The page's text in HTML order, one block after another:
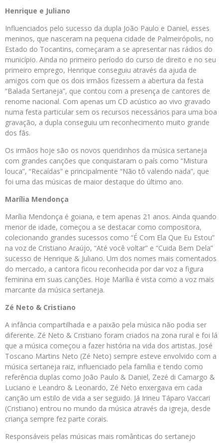
Henrique e Juliano
Influenciados pelo sucesso da dupla João Paulo e Daniel, esses
meninos, que nasceram na pequena cidade de Palmeirópolis, no
Estado do Tocantins, começaram a se apresentar nas rádios do
município. Ainda no primeiro período do curso de direito e no seu
primeiro emprego, Henrique conseguiu através da ajuda de
amigos com que os dois irmãos fizessem a abertura da festa
“Balada Sertaneja”, que contou com a presença de cantores de
renome nacional. Com apenas um CD acústico ao vivo gravado
numa festa particular sem os recursos necessários para uma boa
gravação, a dupla conseguiu um reconhecimento muito grande
dos fãs.
Os irmãos hoje são os novos queridinhos da música sertaneja
com grandes canções que conquistaram o país como “Mistura
louca”, “Recaídas” e principalmente “Não tô valendo nada”, que
foi uma das músicas de maior destaque do último ano.
Marília Mendonça
Marília Mendonça é goiana, e tem apenas 21 anos. Ainda quando
menor de idade, começou a se destacar como compositora,
colecionando grandes sucessos como “É Com Ela Que Eu Estou”
na voz de Cristiano Araújo, “Até você voltar” e “Cuida Bem Dela”
sucesso de Henrique & Juliano. Um dos nomes mais comentados
do mercado, a cantora ficou reconhecida por dar voz a figura
feminina em suas canções. Hoje Marília é vista como a voz mais
marcante da música sertaneja.
Zé Neto & Cristiano
A infância compartilhada e a paixão pela música não podia ser
diferente. Zé Neto & Cristiano foram criados na zona rural e foi lá
que a música começou a fazer história na vida dos artistas. José
Toscano Martins Neto (Zé Neto) sempre esteve envolvido com a
música sertaneja raiz, influenciado pela família e tendo como
referência duplas como João Paulo & Daniel, Zezé di Camargo &
Luciano e Leandro & Leonardo, Zé Neto enxergava em cada
canção um estilo de vida a ser seguido. Já Irineu Táparo Vaccari
(Cristiano) entrou no mundo da música através da igreja, desde
criança sempre fez parte corais.
Responsáveis pelas músicas mais românticas do sertanejo